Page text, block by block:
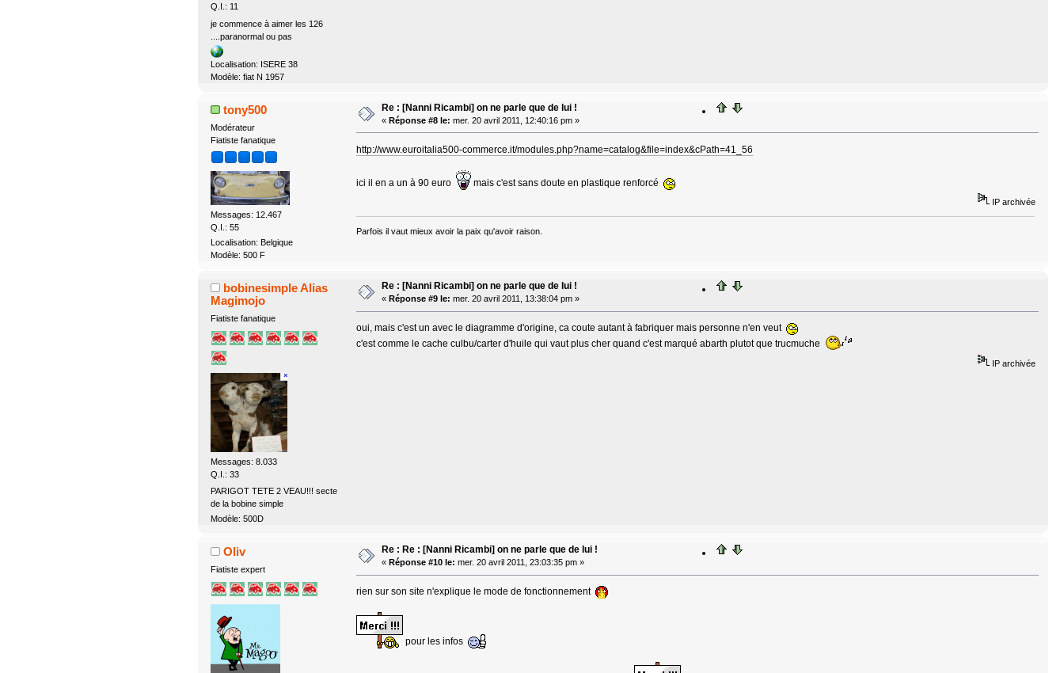
Q.I.: 11
je commence à aimer les 126
....paranormal ou pas
Localisation: ISERE 38
Modèle: fiat N 1957
tony500
Modérateur
Fiatiste fanatique
Messages: 12.467
Q.I.: 55
Localisation: Belgique
Modèle: 500 F
Re : [Nanni Ricambi] on ne parle que de lui !
« Réponse #8 le: mer. 20 avril 2011, 12:40:16 pm »
http://www.euroitalia500-commerce.it/modules.php?name=catalog&file=index&cPath=41_56
ici il en a un à 90 euro mais c'est sans doute en plastique renforcé
IP archivée
Parfois il vaut mieux avoir la paix qu'avoir raison.
bobinesimple Alias
Magimojo
Fiatiste fanatique
Messages: 8.033
Q.I.: 33
PARIGOT TETE 2 VEAU!!! secte
de la bobine simple
Modèle: 500D
Re : [Nanni Ricambi] on ne parle que de lui !
« Réponse #9 le: mer. 20 avril 2011, 13:38:04 pm »
oui, mais c'est un avec le diagramme d'origine, ca coute autant à fabriquer mais personne n'en veut
c'est comme le cache culbu/carter d'huile qui vaut plus cher quand c'est marqué abarth plutot que trucmuche
IP archivée
Oliv
Fiatiste expert
Re : Re : [Nanni Ricambi] on ne parle que de lui !
« Réponse #10 le: mer. 20 avril 2011, 23:03:35 pm »
rien sur son site n'explique le mode de fonctionnement
pour les infos